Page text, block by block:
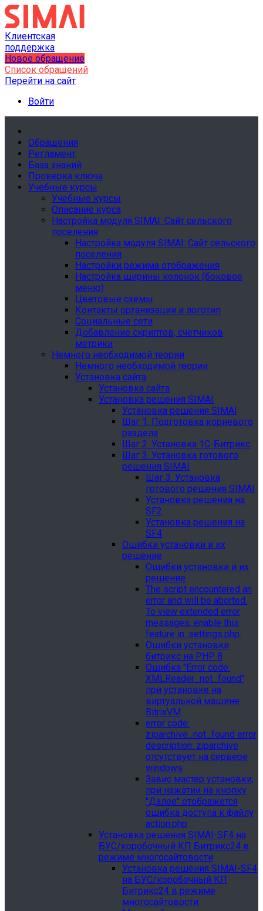
Клиентская
поддержка
Новое обращение
Список обращений
Перейти на сайт
Войти
Обращения
Регламент
База знаний
Проверка ключа
Учебные курсы
Учебные курсы
Описание курса
Настройка модуля SIMAI: Сайт сельского
поселения
Настройка модуля SIMAI: Сайт сельского
поселения
Настройки режима отображения
Настройка ширины колонок (боковое
меню)
Цветовые схемы
Контакты организации и логотип
Социальные сети
Добавление скриптов, счетчиков
метрики
Немного необходимой теории
Немного необходимой теории
Установка сайта
Установка сайта
Установка решения SIMAI
Установка решения SIMAI
Шаг 1. Подготовка корневого
раздела
Шаг 2. Установка 1С-Битрикс
Шаг 3. Установка готового
решения SIMAI
Шаг 3. Установка
готового решения SIMAI
Установка решения на
SF2
Установка решения на
SF4
Ошибки установки и их
решение
Ошибки установки и их
решение
The script encountered an
error and will be aborted.
To view extended error
messages, enable this
feature in .settings.php.
Ошибки установки
битрикс на PHP 8
Ошибка "Error сode:
XMLReader_not_found"
при установке на
виртуальной машине
BitrixVM
error сode:
ziparchive_not_found error
description: ziparchive
отсутствует на сервере
windows
Завис мастер установки,
при нажатии на кнопку
"Далее" отображется
ошибка доступа к файлу
action.php
Установка решения SIMAI-SF4 на
БУС/коробочный КП Битрикс24 в
режиме многосайтовости
Установка решения SIMAI-SF4
на БУС/коробочный КП
Битрикс24 в режиме
многосайтовости